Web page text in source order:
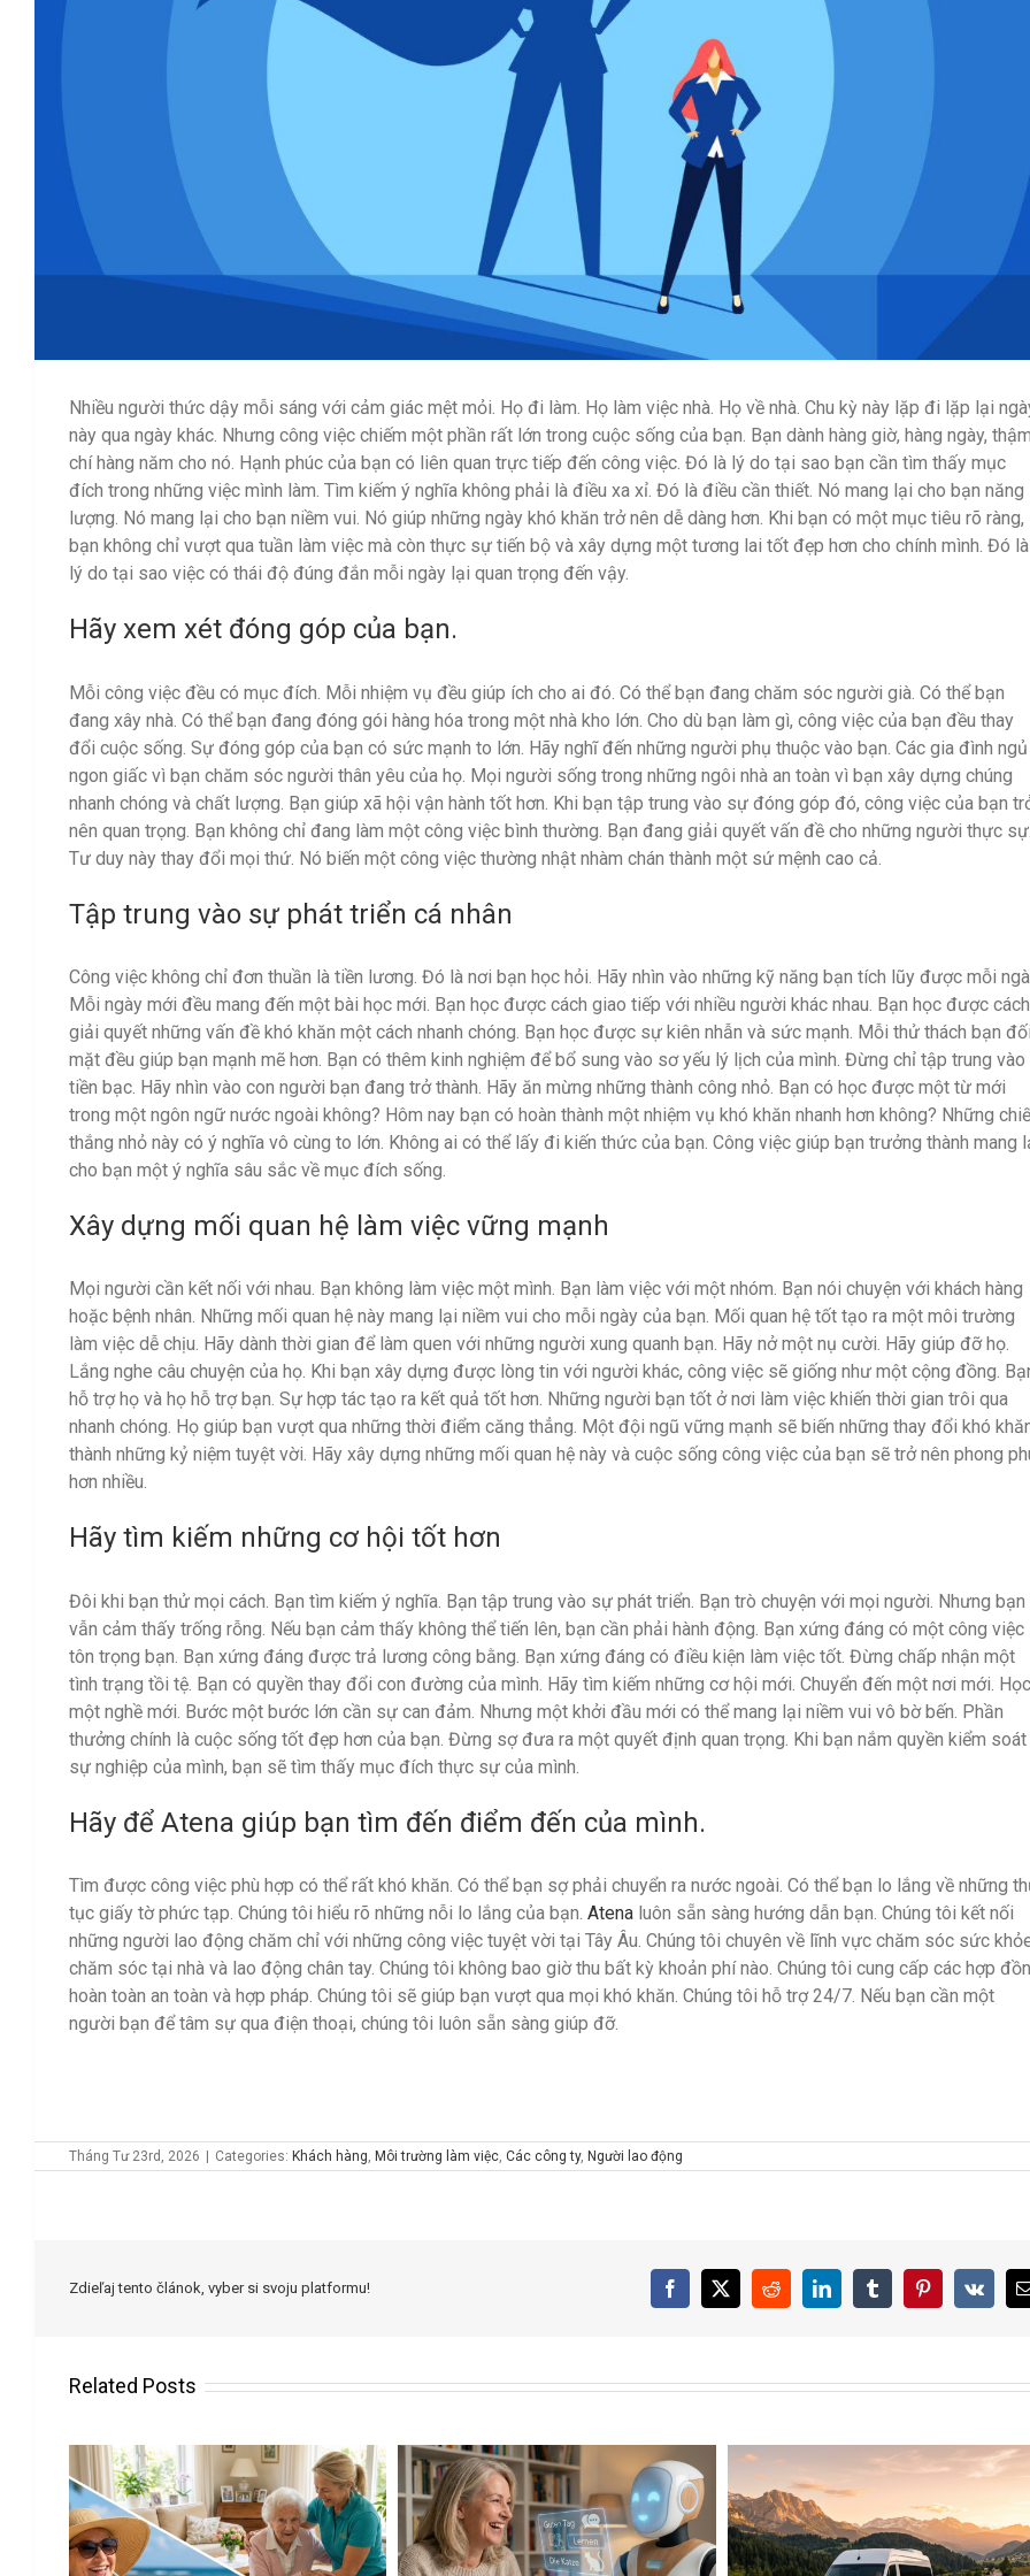
Nhiều người thức dậy mỗi sáng với cảm giác mệt mỏi. Họ đi làm. Họ làm việc nhà. Họ về nhà. Chu kỳ này lặp đi lặp lại
này qua ngày khác. Nhưng công việc chiếm một phần rất lớn trong cuộc sống của bạn. Bạn dành hàng giờ, hàng ngày, thậm
chí hàng năm cho nó. Hạnh phúc của bạn có liên quan trực tiếp đến công việc. Đó là lý do tại sao bạn cần tìm thấy mục
đích trong những việc mình làm. Tìm kiếm ý nghĩa không phải là điều xa xỉ. Đó là điều cần thiết. Nó mang lại cho bạn năng
lượng. Nó mang lại cho bạn niềm vui. Nó giúp những ngày khó khăn trở nên dễ dàng hơn. Khi bạn có một mục tiêu rõ ràng,
bạn không chỉ vượt qua tuần làm việc mà còn thực sự tiến bộ và xây dựng một tương lai tốt đẹp hơn cho chính mình. Đó là
lý do tại sao việc có thái độ đúng đắn mỗi ngày lại quan trọng đến vậy.
Hãy xem xét đóng góp của bạn.
Mỗi công việc đều có mục đích. Mỗi nhiệm vụ đều giúp ích cho ai đó. Có thể bạn đang chăm sóc người già. Có thể bạn
đang xây nhà. Có thể bạn đang đóng gói hàng hóa trong một nhà kho lớn. Cho dù bạn làm gì, công việc của bạn đều thay
đổi cuộc sống. Sự đóng góp của bạn có sức mạnh to lớn. Hãy nghĩ đến những người phụ thuộc vào bạn. Các gia đình ngủ
ngon giấc vì bạn chăm sóc người thân yêu của họ. Mọi người sống trong những ngôi nhà an toàn vì bạn xây dựng chúng
nhanh chóng và chất lượng. Bạn giúp xã hội vận hành tốt hơn. Khi bạn tập trung vào sự đóng góp đó, công việc của bạn
nên quan trọng. Bạn không chỉ đang làm một công việc bình thường. Bạn đang giải quyết vấn đề cho những người thực sự.
Tư duy này thay đổi mọi thứ. Nó biến một công việc thường nhật nhàm chán thành một sứ mệnh cao cả.
Tập trung vào sự phát triển cá nhân
Công việc không chỉ đơn thuần là tiền lương. Đó là nơi bạn học hỏi. Hãy nhìn vào những kỹ năng bạn tích lũy được mỗi
Mỗi ngày mới đều mang đến một bài học mới. Bạn học được cách giao tiếp với nhiều người khác nhau. Bạn học được cách
giải quyết những vấn đề khó khăn một cách nhanh chóng. Bạn học được sự kiên nhẫn và sức mạnh. Mỗi thử thách bạn đối
mặt đều giúp bạn mạnh mẽ hơn. Bạn có thêm kinh nghiệm để bổ sung vào sơ yếu lý lịch của mình. Đừng chỉ tập trung vào
tiền bạc. Hãy nhìn vào con người bạn đang trở thành. Hãy ăn mừng những thành công nhỏ. Bạn có học được một từ mới
trong một ngôn ngữ nước ngoài không? Hôm nay bạn có hoàn thành một nhiệm vụ khó khăn nhanh hơn không? Những
thắng nhỏ này có ý nghĩa vô cùng to lớn. Không ai có thể lấy đi kiến ​​thức của bạn. Công việc giúp bạn trưởng thành mang
cho bạn một ý nghĩa sâu sắc về mục đích sống.
Xây dựng mối quan hệ làm việc vững mạnh
Mọi người cần kết nối với nhau. Bạn không làm việc một mình. Bạn làm việc với một nhóm. Bạn nói chuyện với khách hàng
hoặc bệnh nhân. Những mối quan hệ này mang lại niềm vui cho mỗi ngày của bạn. Mối quan hệ tốt tạo ra một môi trường
làm việc dễ chịu. Hãy dành thời gian để làm quen với những người xung quanh bạn. Hãy nở một nụ cười. Hãy giúp đỡ họ.
Lắng nghe câu chuyện của họ. Khi bạn xây dựng được lòng tin với người khác, công việc sẽ giống như một cộng đồng.
hỗ trợ họ và họ hỗ trợ bạn. Sự hợp tác tạo ra kết quả tốt hơn. Những người bạn tốt ở nơi làm việc khiến thời gian trôi qua
nhanh chóng. Họ giúp bạn vượt qua những thời điểm căng thẳng. Một đội ngũ vững mạnh sẽ biến những thay đổi khó
thành những kỷ niệm tuyệt vời. Hãy xây dựng những mối quan hệ này và cuộc sống công việc của bạn sẽ trở nên phong
hơn nhiều.
Hãy tìm kiếm những cơ hội tốt hơn
Đôi khi bạn thử mọi cách. Bạn tìm kiếm ý nghĩa. Bạn tập trung vào sự phát triển. Bạn trò chuyện với mọi người. Nhưng bạn
vẫn cảm thấy trống rỗng. Nếu bạn cảm thấy không thể tiến lên, bạn cần phải hành động. Bạn xứng đáng có một công việc
tôn trọng bạn. Bạn xứng đáng được trả lương công bằng. Bạn xứng đáng có điều kiện làm việc tốt. Đừng chấp nhận một
tình trạng tồi tệ. Bạn có quyền thay đổi con đường của mình. Hãy tìm kiếm những cơ hội mới. Chuyển đến một nơi mới. Học
một nghề mới. Bước một bước lớn cần sự can đảm. Nhưng một khởi đầu mới có thể mang lại niềm vui vô bờ bến. Phần
thưởng chính là cuộc sống tốt đẹp hơn của bạn. Đừng sợ đưa ra một quyết định quan trọng. Khi bạn nắm quyền kiểm soát
sự nghiệp của mình, bạn sẽ tìm thấy mục đích thực sự của mình.
Hãy để Atena giúp bạn tìm đến điểm đến của mình.
Tìm được công việc phù hợp có thể rất khó khăn. Có thể bạn sợ phải chuyển ra nước ngoài. Có thể bạn lo lắng về những
tục giấy tờ phức tạp. Chúng tôi hiểu rõ những nỗi lo lắng của bạn. Atena luôn sẵn sàng hướng dẫn bạn. Chúng tôi kết nối
những người lao động chăm chỉ với những công việc tuyệt vời tại Tây Âu. Chúng tôi chuyên về lĩnh vực chăm sóc sức
chăm sóc tại nhà và lao động chân tay. Chúng tôi không bao giờ thu bất kỳ khoản phí nào. Chúng tôi cung cấp các hợp
hoàn toàn an toàn và hợp pháp. Chúng tôi sẽ giúp bạn vượt qua mọi khó khăn. Chúng tôi hỗ trợ 24/7. Nếu bạn cần một
người bạn để tâm sự qua điện thoại, chúng tôi luôn sẵn sàng giúp đỡ.
Tháng Tư 23rd, 2026 Categories: Khách hàng, Môi trường làm việc, Các công ty, Người lao động
Zdieľaj tento článok, vyber si svoju platformu! Facebook
X RedditLinkedInTumblrPinterest
Vk
Related Posts